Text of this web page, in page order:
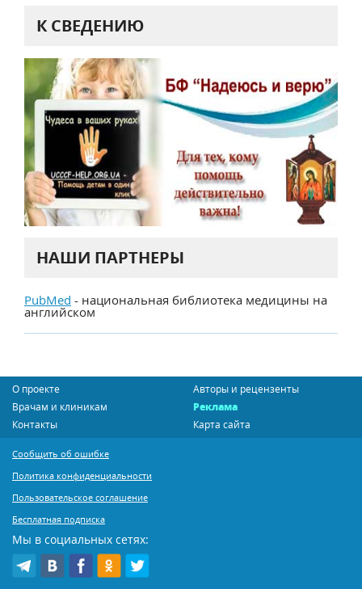
К СВЕДЕНИЮ
НАШИ ПАРТНЕРЫ
PubMed - национальная библиотека медицины на
английском
О проекте
Авторы и рецензенты
Врачам и клиникам
Реклама
Контакты
Карта сайта
Сообщить об ошибке
Политика конфиденциальности
Пользовательское соглашение
Бесплатная подписка
Мы в социальных сетях: